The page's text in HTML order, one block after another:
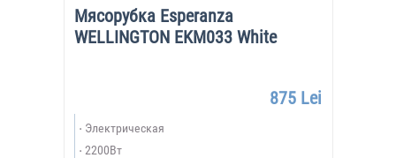
Мясорубка Esperanza
WELLINGTON EKM033 White
875 Lei
Электрическая
2200Вт